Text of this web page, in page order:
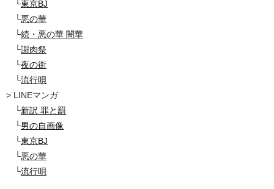
└東京BJ
└悪の華
└続・悪の華 闇華
└謝肉祭
└夜の街
└流行唄
> LINEマンガ
└新訳 罪と罰
└男の自画像
└東京BJ
└悪の華
└流行唄